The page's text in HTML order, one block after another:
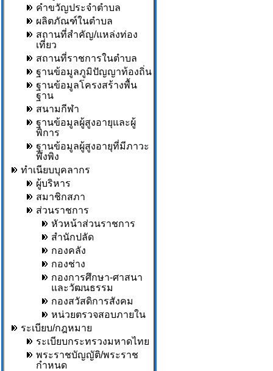
คำขวัญประจำตำบล
ผลิตภัณฑ์ในตำบล
สถานที่สำคัญ/แหล่งท่อง
เที่ยว
สถานที่ราชการในตำบล
ฐานข้อมูลภูมิปัญญาท้องถิ่น
ฐานข้อมูลโครงสร้างพื้น
ฐาน
สนามกีฬา
ฐานข้อมูลผู้สูงอายุและผู้
พิการ
ฐานข้อมูลผู้สูงอายุที่มีภาวะ
พึ่งพิง
ทำเนียบบุคลากร
ผู้บริหาร
สมาชิกสภา
ส่วนราชการ
หัวหน้าส่วนราชการ
สำนักปลัด
กองคลัง
กองช่าง
กองการศึกษา-ศาสนา
และวัฒนธรรม
กองสวัสดิการสังคม
หน่วยตรวจสอบภายใน
ระเบียบ/กฎหมาย
ระเบียบกระทรวงมหาดไทย
พระราชบัญญัติ/พระราช
กำหนด